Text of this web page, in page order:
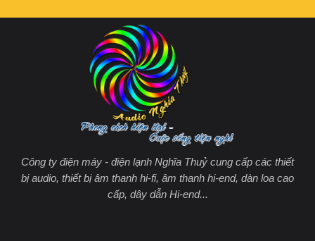
Công ty điện máy - điện lạnh Nghĩa Thuỷ cung cấp các thiết
bị audio, thiết bị âm thanh hi-fi, âm thanh hi-end, dàn loa cao
cấp, dây dẫn Hi-end...